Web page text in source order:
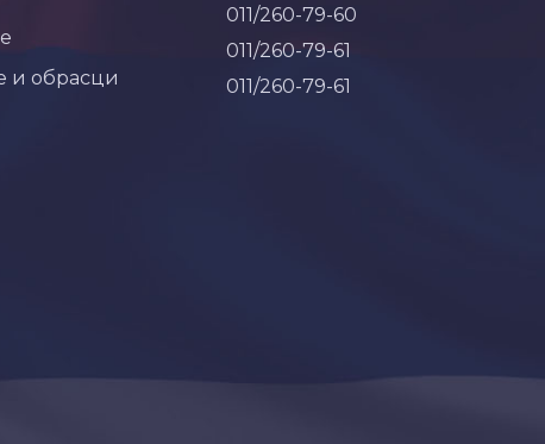
и обрасци
011/260-79-60
011/260-79-61
011/260-79-61